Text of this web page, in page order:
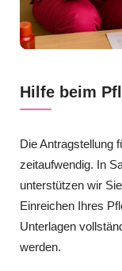
Hilfe beim
Die Antragstellung
zeitaufwendig. In
unterstützen wir
Einreichen Ihres
Unterlagen
werden.